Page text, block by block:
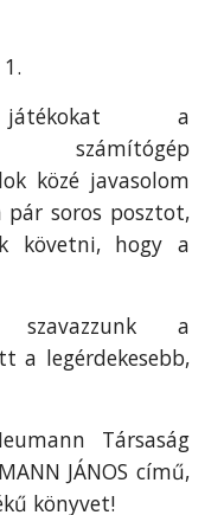
a
számítógép
közé javasolom
soros posztot,
követni, hogy a
szavazzunk a
a legérdekesebb,
Társaság
JÁNOS című,
könyvet!